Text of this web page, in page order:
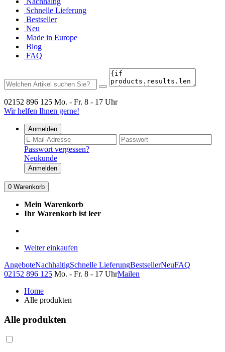
Schnelle Lieferung
Bestseller
Neu
Made in Europe
Blog
FAQ
02152 896 125 Mo. - Fr. 8 - 17 Uhr
Wir helfen Ihnen gerne!
Anmelden
Passwort vergessen?
Neukunde
Anmelden
0 Warenkorb
Mein Warenkorb
Ihr Warenkorb ist leer
Weiter einkaufen
AngeboteNachhaltigSchnelle LieferungBestsellerNeuFAQ
02152 896 125 Mo. - Fr. 8 - 17 UhrMailen
Home
Alle produkten
Alle produkten